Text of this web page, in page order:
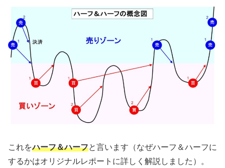
これをハーフ＆ハーフと言います（なぜハーフ＆ハーフに
するかはオリジナルレポートに詳しく解説しました）。